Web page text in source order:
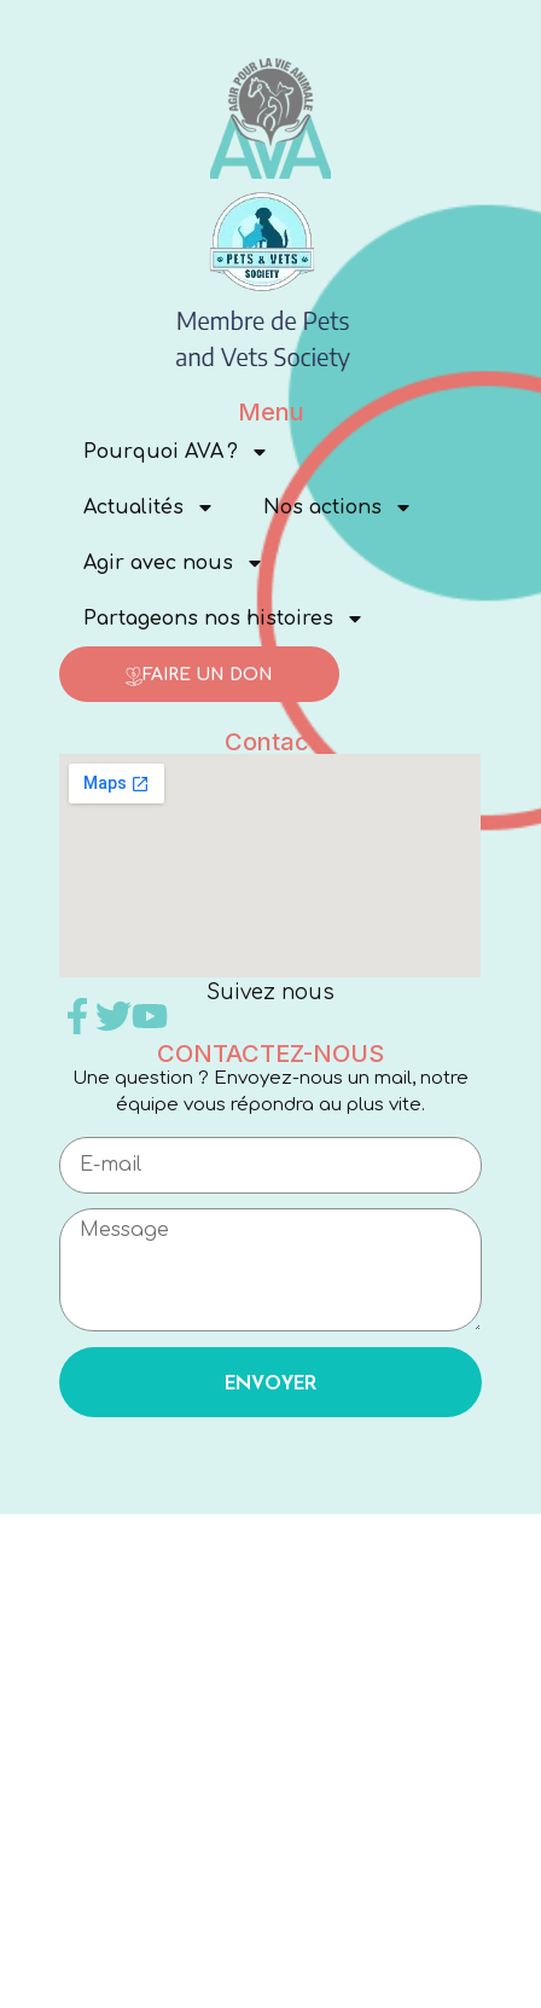
Menu
Pourquoi AVA ?
Actualités Nos actions
Agir avec nous
Partageons nos histoires
FAIRE UN DON
Contact
Suivez nous
CONTACTEZ-NOUS
Une question ? Envoyez-nous un mail, notre
équipe vous répondra au plus vite.
ENVOYER